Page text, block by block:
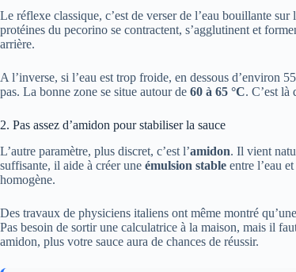
Le réflexe classique, c’est de verser de l’eau bouillante
protéines du pecorino se contractent, s’agglutinent et
arrière.
A l’inverse, si l’eau est trop froide, en dessous d’environ
pas. La bonne zone se situe autour de 60 à 65 °C. C’est là
2. Pas assez d’amidon pour stabiliser la sauce
L’autre paramètre, plus discret, c’est l’amidon. Il vient
suffisante, il aide à créer une émulsion stable entre l’eau
homogène.
Des travaux de physiciens italiens ont même montré
Pas besoin de sortir une calculatrice à la maison, mais il
amidon, plus votre sauce aura de chances de réussir.